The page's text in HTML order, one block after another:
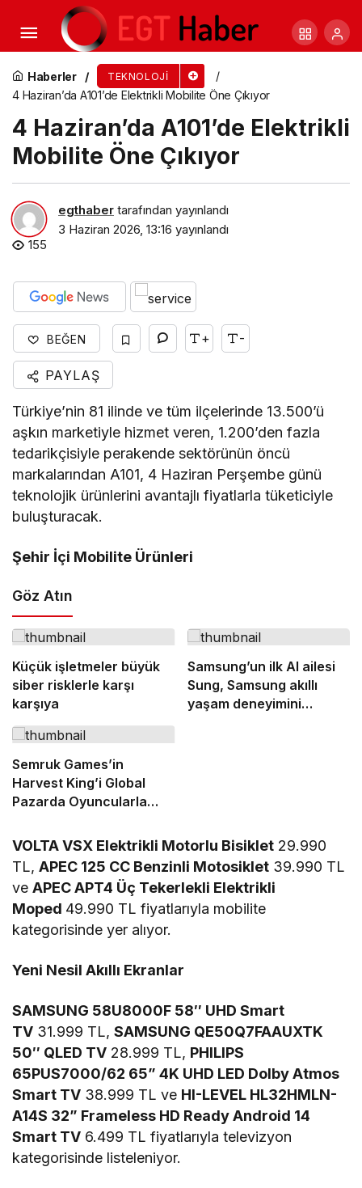
Haberler TEKNOLOJI
4 Haziran’da A101’de Elektrikli Mobilite Öne Çıkıyor
4 Haziran’da A101’de Elektrikli
Mobilite Öne Çıkıyor
egthaber tarafından yayınlandı
3 Haziran 2026, 13:16 yayınlandı
155
BEĞEN + -
PAYLAŞ
Türkiye’nin 81 ilinde ve tüm ilçelerinde 13.500’ü
aşkın marketiyle hizmet veren, 1.200’den fazla
tedarikçisiyle perakende sektörünün öncü
markalarından A101, 4 Haziran Perşembe günü
teknolojik ürünlerini avantajlı fiyatlarla tüketiciyle
buluşturacak.
Şehir İçi Mobilite Ürünleri
Göz Atın
Küçük işletmeler büyük
siber risklerle karşı
karşıya
Samsung’un ilk AI ailesi
Sung, Samsung akıllı
yaşam deneyimini
Semruk Games’in
Harvest King’i Global
Pazarda Oyuncularla
VOLTA VSX Elektrikli Motorlu Bisiklet 29.990
TL,APEC 125 CC Benzinli Motosiklet 39.990 TL
veAPEC APT4 Üç Tekerlekli Elektrikli
Moped 49.990 TL fiyatlarıyla mobilite
kategorisinde yer alıyor.
Yeni Nesil Akıllı Ekranlar
SAMSUNG 58U8000F 58″ UHD Smart
TV 31.999 TL,SAMSUNG QE50Q7FAAUXTK
50″ QLED TV 28.999 TL, PHILIPS
65PUS7000/62 65” 4K UHD LED Dolby Atmos
Smart TV 38.999 TL ve HI-LEVEL HL32HMLN-
A14S 32” Frameless HD Ready Android 14
Smart TV 6.499 TL fiyatlarıyla televizyon
kategorisinde listeleniyor.
Yapay zekâ doktorunuz değil, danışırken dikkat